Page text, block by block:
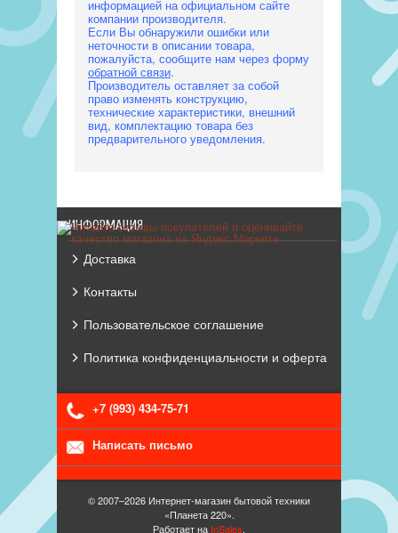
информацией на официальном сайте
компании производителя.
Если Вы обнаружили ошибки или
неточности в описании товара,
пожалуйста, сообщите нам через форму
обратной связи.
Производитель оставляет за собой
право изменять конструкцию,
технические характеристики, внешний
вид, комплектацию товара без
предварительного уведомления.
ИНФОРМАЦИЯ
Доставка
Контакты
Пользовательское соглашение
Политика конфиденциальности и оферта
+7 (993) 434-75-71
Написать письмо
© 2007–2026 Интернет-магазин бытовой техники
«Планета 220».
Работает на InSales.